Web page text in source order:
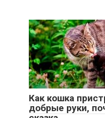
Как кошка
добрые руки,